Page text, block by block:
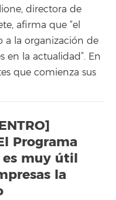
directora de
afirma que “el
a la organización de
la actualidad”. En
que comienza sus
Programa
es muy útil
la